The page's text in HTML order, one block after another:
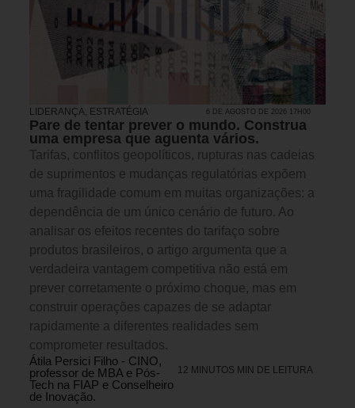
LIDERANÇA, ESTRATÉGIA 6 DE AGOSTO DE 2026 17H00
Pare de tentar prever o mundo. Construa
uma empresa que aguenta vários.
Tarifas, conflitos geopolíticos, rupturas nas cadeias
de suprimentos e mudanças regulatórias expõem
uma fragilidade comum em muitas organizações: a
dependência de um único cenário de futuro. Ao
analisar os efeitos recentes do tarifaço sobre
produtos brasileiros, o artigo argumenta que a
verdadeira vantagem competitiva não está em
prever corretamente o próximo choque, mas em
construir operações capazes de se adaptar
rapidamente a diferentes realidades sem
comprometer resultados.
Átila Persici Filho - CINO,
professor de MBA e Pós-
Tech na FIAP e Conselheiro
de Inovação.
12 MINUTOS MIN DE LEITURA